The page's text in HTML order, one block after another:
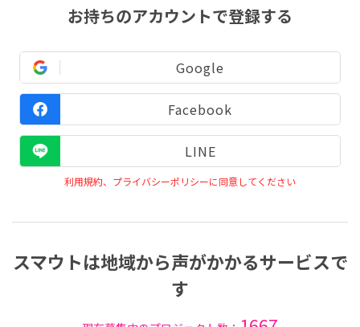
お持ちのアカウントで登録する
Google
Facebook
LINE
利用規約、プライバシーポリシーに同意してください
スマウトは地域から声がかかるサービスで
す